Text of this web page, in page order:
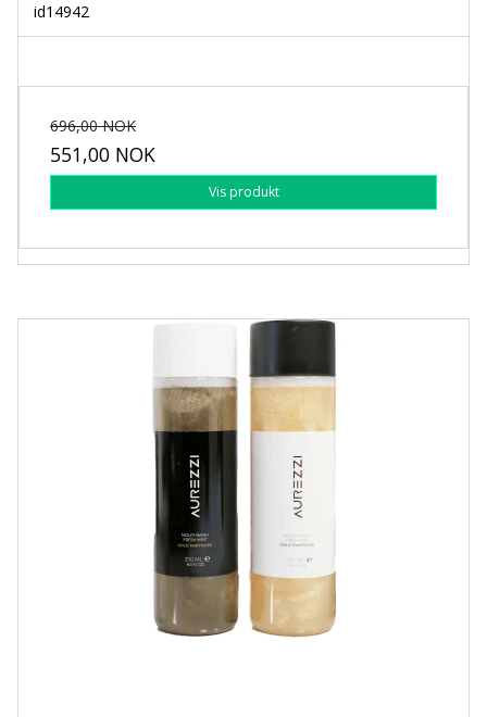
id14942
696,00 NOK
551,00 NOK
Vis produkt